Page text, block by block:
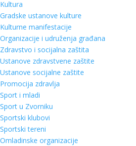
Kultura
Gradske ustanove kulture
Kulturne manifestacije
Organizacije i udruženja građana
Zdravstvo i socijalna zaštita
Ustanove zdravstvene zaštite
Ustanove socijalne zaštite
Promocija zdravlja
Sport i mladi
Sport u Zvorniku
Sportski klubovi
Sportski tereni
Omladinske organizacije